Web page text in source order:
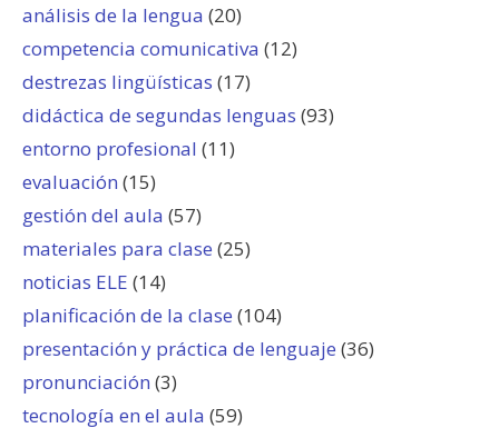
análisis de la lengua (20)
competencia comunicativa (12)
destrezas lingüísticas (17)
didáctica de segundas lenguas (93)
entorno profesional (11)
evaluación (15)
gestión del aula (57)
materiales para clase (25)
noticias ELE (14)
planificación de la clase (104)
presentación y práctica de lenguaje (36)
pronunciación (3)
tecnología en el aula (59)